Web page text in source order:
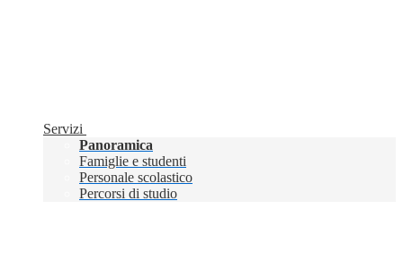
Servizi
Panoramica
Famiglie e studenti
Personale scolastico
Percorsi di studio